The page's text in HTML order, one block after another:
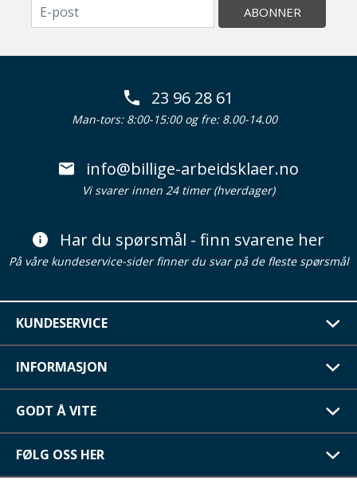
ABONNER
23 96 28 61
Man-tors: 8:00-15:00 og fre: 8.00-14.00
info@billige-arbeidsklaer.no
Vi svarer innen 24 timer (hverdager)
Har du spørsmål - finn svarene her
På våre kundeservice-sider finner du svar på de fleste spørsmål
KUNDESERVICE
INFORMASJON
GODT Å VITE
FØLG OSS HER